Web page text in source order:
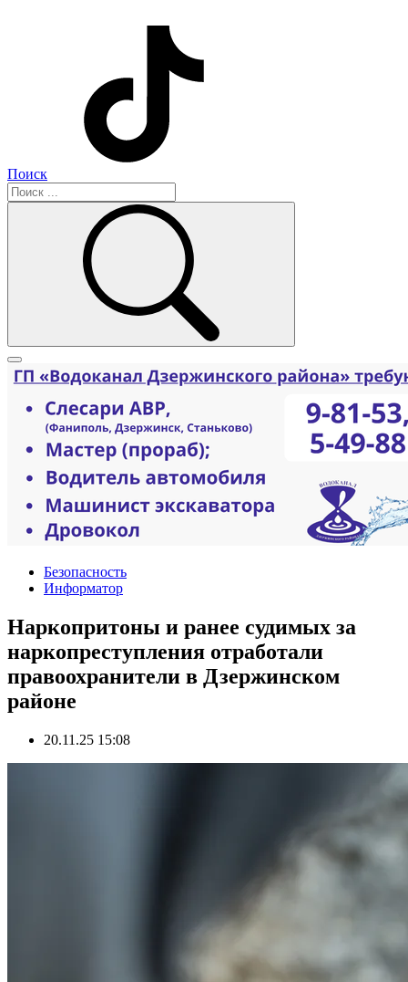
Поиск
Безопасность
Информатор
Наркопритоны и ранее судимых за
наркопреступления отработали
правоохранители в Дзержинском
районе
20.11.25 15:08